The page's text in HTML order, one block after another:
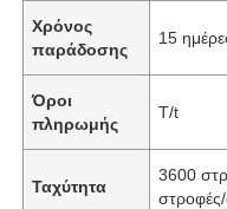
Χρόνος
παράδοσης
15
Όροι
πληρωμής
T/t
Ταχύτητα
3600